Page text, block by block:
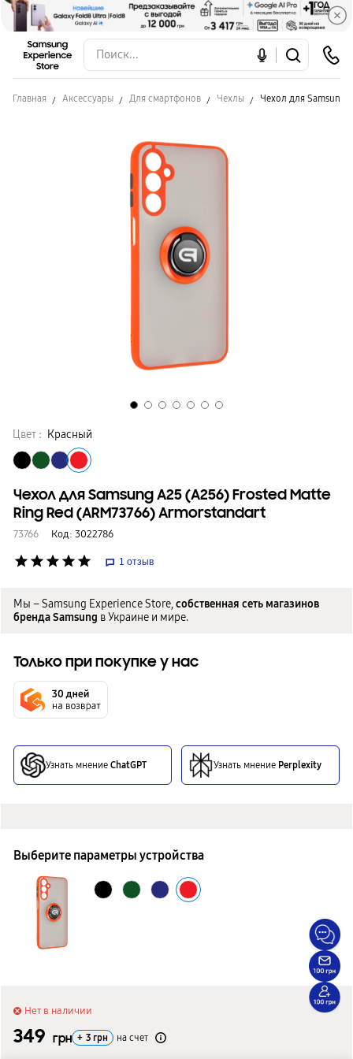
Главная Аксессуары Для смартфонов Чехлы Чехол для Samsung
Цвет : Красный
Чехол для Samsung A25 (A256) Frosted Matte
Ring Red (ARM73766) Armorstandart
73766 Код: 3022786
star star star star star 1 отзыв
Мы – Samsung Experience Store,собственная сеть магазинов
бренда Samsung в Украине и мире.
Только при покупке у нас
Узнать мнение ChatGPT Узнать мнение Perplexity
Выберите параметры устройства
Нет в наличии
349 грн + 3 грн на счет